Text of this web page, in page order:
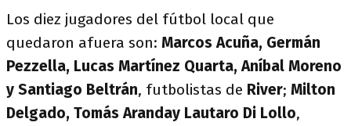
Los diez jugadores del fútbol local que
quedaron afuera son: Marcos Acuña, Germán
Pezzella, Lucas Martínez Quarta, Aníbal Moreno
y Santiago Beltrán, futbolistas de River; Milton
Delgado, Tomás Aranday Lautaro Di Lollo,